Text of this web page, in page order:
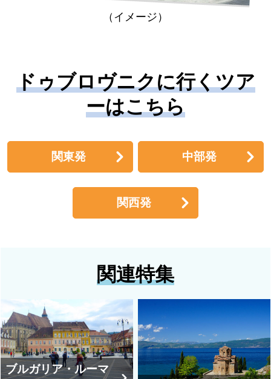
（イメージ）
ドゥブロヴニクに行くツア
ーはこちら
関東発 中部発
関西発
関連特集
ブルガリア・ルーマ